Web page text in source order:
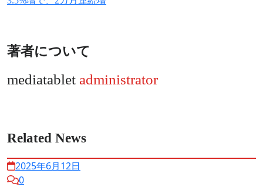
ナ
ゲ
ー
シ
著者について
mediatablet administrator
Related News
2025年6月12日
0